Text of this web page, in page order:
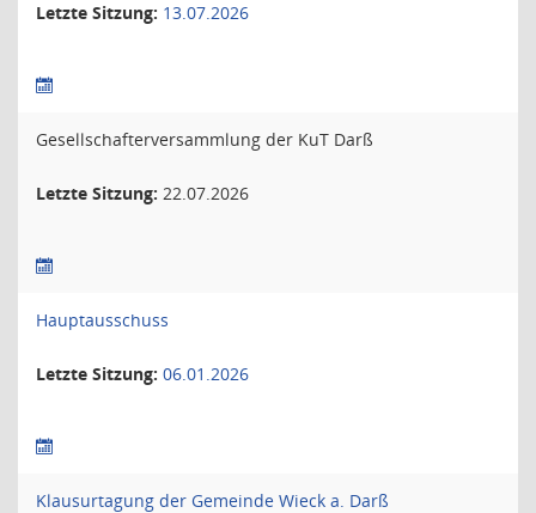
Letzte Sitzung: 13.07.2026
Gesellschafterversammlung der KuT Darß
Letzte Sitzung: 22.07.2026
Hauptausschuss
Letzte Sitzung: 06.01.2026
Klausurtagung der Gemeinde Wieck a. Darß